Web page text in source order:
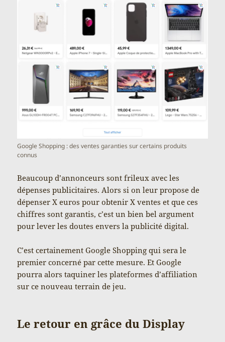
Google Shopping : des ventes garanties sur certains produits
connus
Beaucoup d’annonceurs sont frileux avec les
dépenses publicitaires. Alors si on leur propose de
dépenser X euros pour obtenir X ventes et que ces
chiffres sont garantis, c’est un bien bel argument
pour lever les doutes envers la publicité digital.
C’est certainement Google Shopping qui sera le
premier concerné par cette mesure. Et Google
pourra alors taquiner les plateformes d’affiliation
sur ce nouveau terrain de jeu.
Le retour en grâce du Display